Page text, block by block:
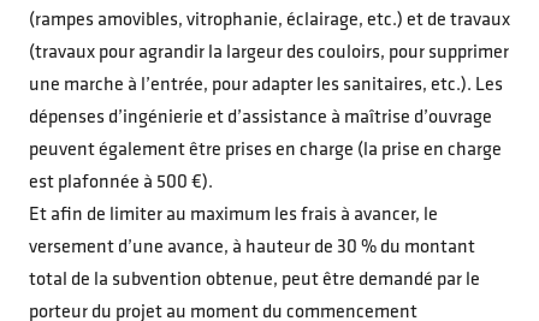
(rampes amovibles, vitrophanie, éclairage, etc.) et de travaux
(travaux pour agrandir la largeur des couloirs, pour supprimer
une marche à l’entrée, pour adapter les sanitaires, etc.). Les
dépenses d’ingénierie et d’assistance à maîtrise d’ouvrage
peuvent également être prises en charge (la prise en charge
est plafonnée à 500 €).
Et afin de limiter au maximum les frais à avancer, le
versement d’une avance, à hauteur de 30 % du montant
total de la subvention obtenue, peut être demandé par le
porteur du projet au moment du commencement